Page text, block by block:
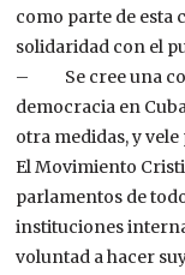
como parte de esta
solidaridad con el
– Se cree una
democracia en
otra medidas, y
El Movimiento
parlamentos de
instituciones
voluntad a hacer